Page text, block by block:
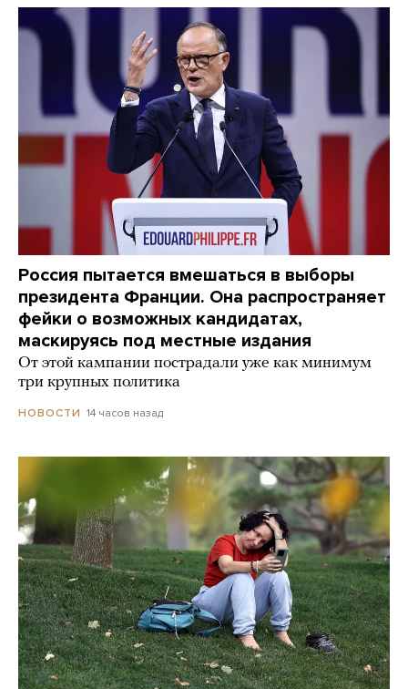
Россия пытается вмешаться в выборы
президента Франции. Она распространяет
фейки о возможных кандидатах,
маскируясь под местные издания
От этой кампании пострадали уже как минимум
три крупных политика
НОВОСТИ 14 часов назад